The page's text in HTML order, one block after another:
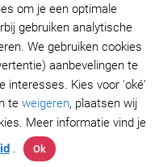
voorbehouden.
.
om je een optimale
gebruiken analytische
We gebruiken cookies
aanbevelingen te
interesses. Kies voor 'oké'
te weigeren, plaatsen wij
Meer informatie vind je
. Ok